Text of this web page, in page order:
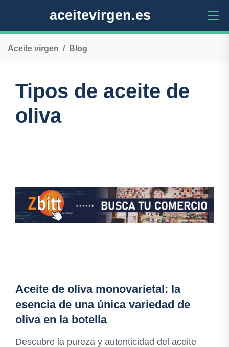
aceitevirgen.es
Aceite virgen Blog
Tipos de aceite de
oliva
Aceite de oliva monovarietal: la
esencia de una única variedad de
oliva en la botella
Descubre la pureza y autenticidad del aceite